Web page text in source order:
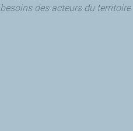
des acteurs du territoire